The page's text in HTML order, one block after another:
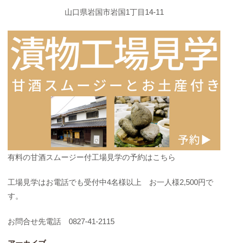
山口県岩国市岩国1丁目14-11
有料の甘酒スムージー付工場見学の予約はこちら
工場見学はお電話でも受付中4名様以上 お一人様2,500円で
す。
お問合せ先電話 0827-41-2115